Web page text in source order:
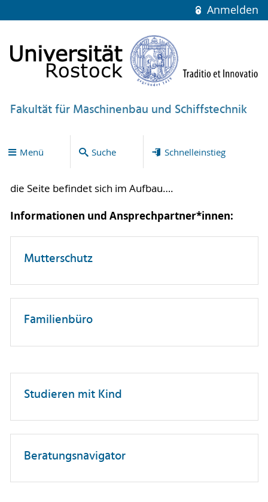
Anmelden
Fakultät für Maschinenbau und Schiffstechnik
Menü Suche Schnelleinstieg
die Seite befindet sich im Aufbau….
Informationen und Ansprechpartner*innen:
Mutterschutz
Familienbüro
Studieren mit Kind
Beratungsnavigator